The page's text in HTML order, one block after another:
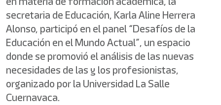
secretaria de Educación, Karla Aline Herrera
Alonso, participó en el panel “Desafíos de la
Educación en el Mundo Actual”, un espacio
donde se promovió el análisis de las nuevas
necesidades de las y los profesionistas,
organizado por la Universidad La Salle
Cuernavaca.